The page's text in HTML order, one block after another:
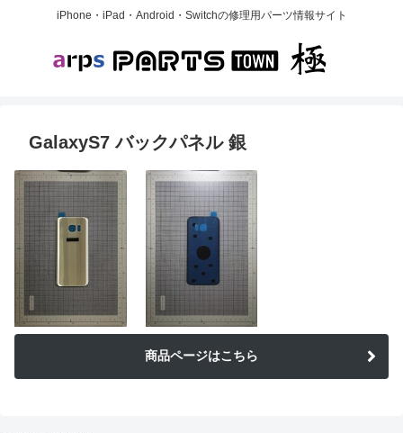
iPhone・iPad・Android・Switchの修理用パーツ情報サイト
GalaxyS7 バックパネル 銀
商品ページはこちら